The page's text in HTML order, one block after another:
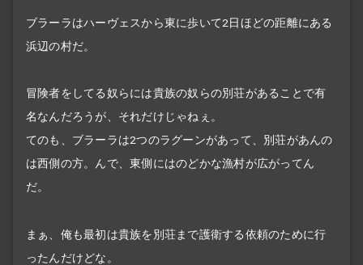
ブラーラはハーヴェスから東に歩いて2日ほどの距離にある
浜辺の村だ。
冒険者をしてる奴らには貴族の奴らの別荘があることで有
名なんだろうが、それだけじゃねぇ。
てのも、ブラーラは2つのラグーンがあって、別荘があんの
は西側の方。んで、東側にはのどかな漁村が広がってん
だ。
まぁ、俺も最初は貴族を別荘まで護衛する依頼のために行
ったんだけどな。